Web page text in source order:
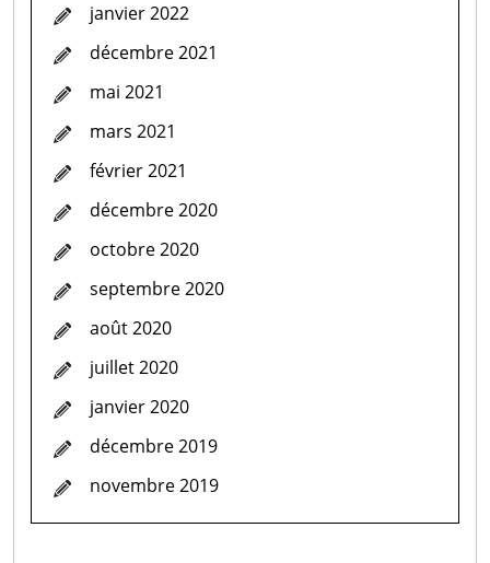
janvier 2022
décembre 2021
mai 2021
mars 2021
février 2021
décembre 2020
octobre 2020
septembre 2020
août 2020
juillet 2020
janvier 2020
décembre 2019
novembre 2019